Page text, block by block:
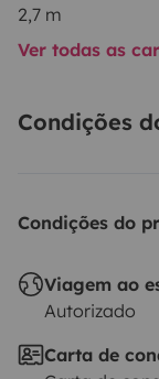
2,7 m
Ver todas as
Condições
Condições do
Viagem ao
Autorizado
Carta de